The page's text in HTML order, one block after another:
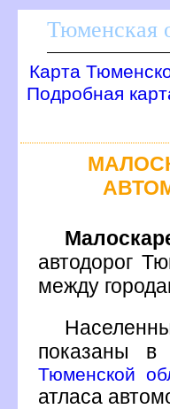
Тюменская
Карта
Подробная
автодорог
между
показаны в
Тюменской
атласа